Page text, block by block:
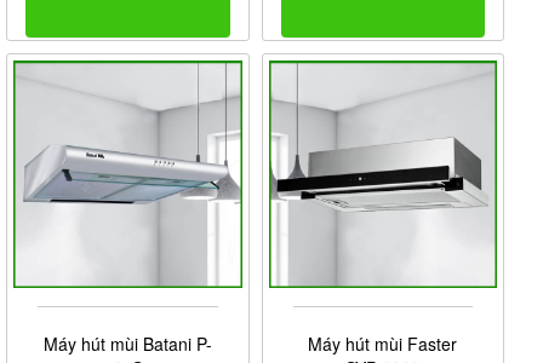
Máy hút mùi Batani P-
Máy hút mùi Faster